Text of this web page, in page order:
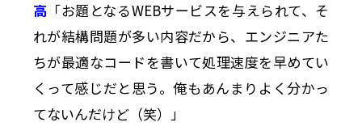
高 「お題となるWEBサービスを与えられて、そ
れが結構問題が多い内容だから、エンジニアた
ちが最適なコードを書いて処理速度を早めてい
くって感じだと思う。俺もあんまりよく分かっ
てないんだけど（笑）」